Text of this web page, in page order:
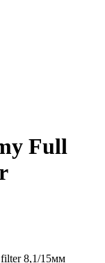
Full
8,1/15мм